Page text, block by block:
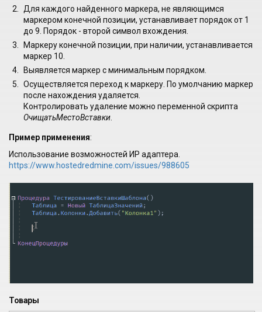
Для каждого найденного маркера, не являющимся
маркером конечной позиции, устанавливает порядок от 1
до 9. Порядок - второй символ вхождения.
Маркеру конечной позиции, при наличии, устанавливается
маркер 10.
Выявляется маркер с минимальным порядком.
Осуществляется переход к маркеру. По умолчанию маркер
после нахождения удаляется.
Контролировать удаление можно переменной скрипта
ОчищатьМестоВставки
Пример применения:
Использование возможностей ИР адаптера.
https://www.hostedredmine.com/issues/988605
Товары